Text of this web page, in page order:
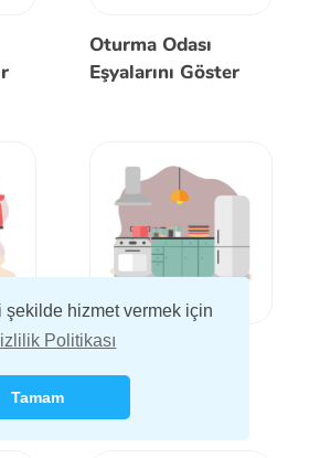
şekilde hizmet vermek için
Politikası
Tamam
Oturma Odası
Eşyalarını Göster
Mutfak Eşyalarını
Öğren